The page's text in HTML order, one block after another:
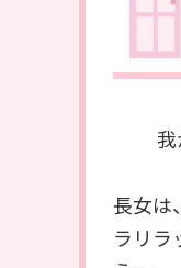
長女は
ラリラ